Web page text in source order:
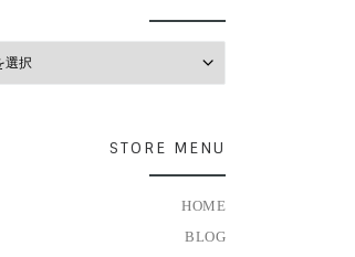
STORE MENU
HOME
BLOG